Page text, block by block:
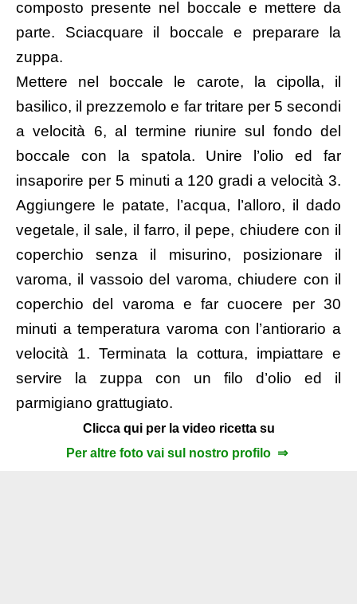
composto presente nel boccale e mettere da
parte. Sciacquare il boccale e preparare la
zuppa.
Mettere nel boccale le carote, la cipolla, il
basilico, il prezzemolo e far tritare per 5 secondi
a velocità 6, al termine riunire sul fondo del
boccale con la spatola. Unire l’olio ed far
insaporire per 5 minuti a 120 gradi a velocità 3.
Aggiungere le patate, l’acqua, l’alloro, il dado
vegetale, il sale, il farro, il pepe, chiudere con il
coperchio senza il misurino, posizionare il
varoma, il vassoio del varoma, chiudere con il
coperchio del varoma e far cuocere per 30
minuti a temperatura varoma con l’antiorario a
velocità 1. Terminata la cottura, impiattare e
servire la zuppa con un filo d’olio ed il
parmigiano grattugiato.
Clicca qui per la video ricetta su
Per altre foto vai sul nostro profilo ⇒